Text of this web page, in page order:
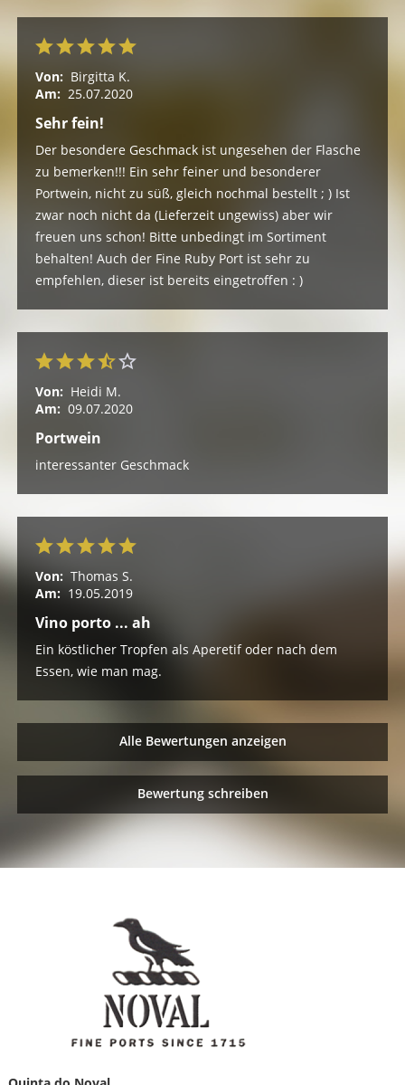
Von: Birgitta K.
Am: 25.07.2020
Sehr fein!
Der besondere Geschmack ist ungesehen der Flasche
zu bemerken!!! Ein sehr feiner und besonderer
Portwein, nicht zu süß, gleich nochmal bestellt ; ) Ist
zwar noch nicht da (Lieferzeit ungewiss) aber wir
freuen uns schon! Bitte unbedingt im Sortiment
behalten! Auch der Fine Ruby Port ist sehr zu
empfehlen, dieser ist bereits eingetroffen : )
Von: Heidi M.
Am: 09.07.2020
Portwein
interessanter Geschmack
Von: Thomas S.
Am: 19.05.2019
Vino porto ... ah
Ein köstlicher Tropfen als Aperetif oder nach dem
Essen, wie man mag.
Alle Bewertungen anzeigen
Bewertung schreiben